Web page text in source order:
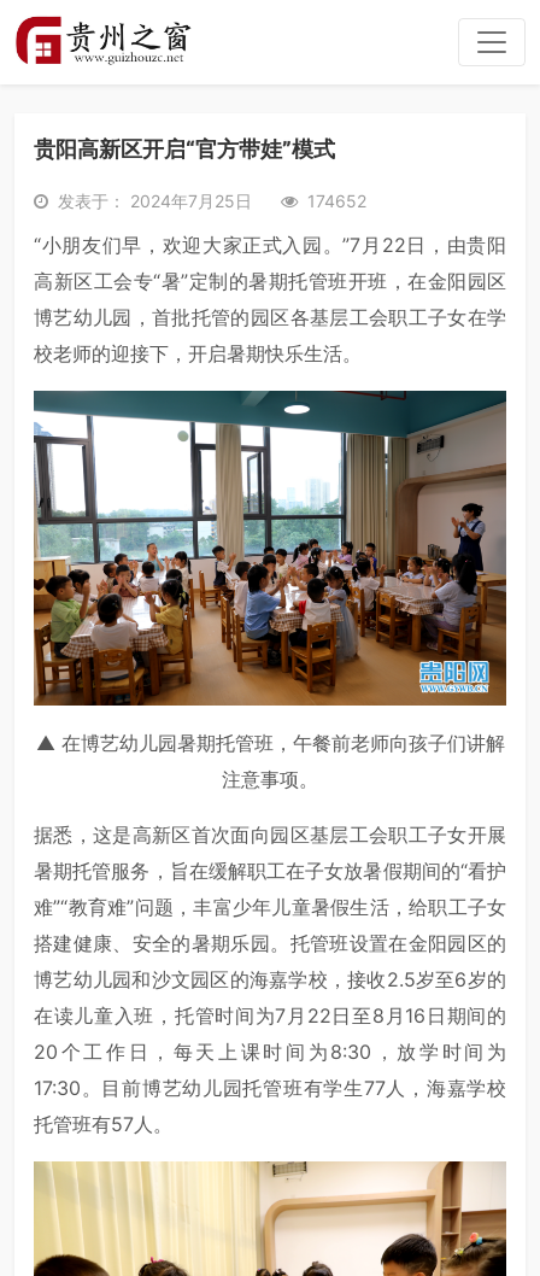
贵阳高新区开启“官方带娃”模式
发表于： 2024年7月25日 174652
“小朋友们早，欢迎大家正式入园。”7月22日，由贵阳
高新区工会专“暑”定制的暑期托管班开班，在金阳园区
博艺幼儿园，首批托管的园区各基层工会职工子女在学
校老师的迎接下，开启暑期快乐生活。
▲ 在博艺幼儿园暑期托管班，午餐前老师向孩子们讲解
注意事项。
据悉，这是高新区首次面向园区基层工会职工子女开展
暑期托管服务，旨在缓解职工在子女放暑假期间的“看护
难”“教育难”问题，丰富少年儿童暑假生活，给职工子女
搭建健康、安全的暑期乐园。托管班设置在金阳园区的
博艺幼儿园和沙文园区的海嘉学校，接收2.5岁至6岁的
在读儿童入班，托管时间为7月22日至8月16日期间的
20个工作日，每天上课时间为8:30，放学时间为
17:30。目前博艺幼儿园托管班有学生77人，海嘉学校
托管班有57人。